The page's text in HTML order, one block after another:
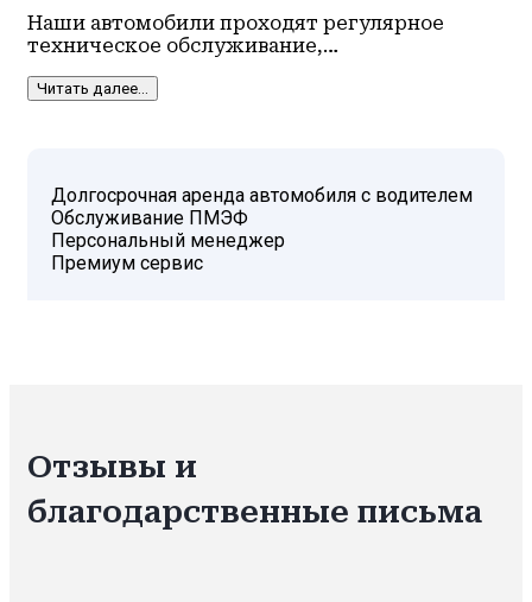
Наши автомобили проходят регулярное
техническое обслуживание,…
Читать далее...
Долгосрочная аренда автомобиля с водителем
Обслуживание ПМЭФ
Персональный менеджер
Премиум сервис
Отзывы и
благодарственные письма